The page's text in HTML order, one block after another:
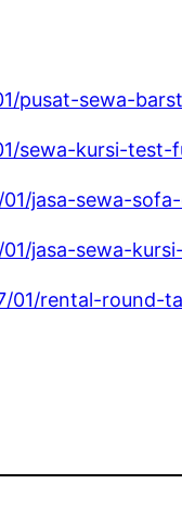
pusat-sewa-
sewa-kursi-
jasa-sewa-
jasa-sewa-
01/rental-round-